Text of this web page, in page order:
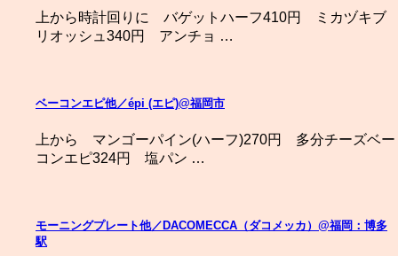
上から時計回りに バゲットハーフ410円 ミカヅキブ
リオッシュ340円 アンチョ …
ベーコンエピ他／épi (エピ)@福岡市
上から マンゴーパイン(ハーフ)270円 多分チーズベー
コンエピ324円 塩パン …
モーニングプレート他／DACOMECCA（ダコメッカ）@福岡：博多
駅